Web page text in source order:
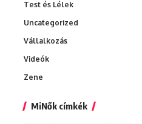
Test és Lélek
Uncategorized
Vállalkozás
Videók
Zene
MiNők címkék